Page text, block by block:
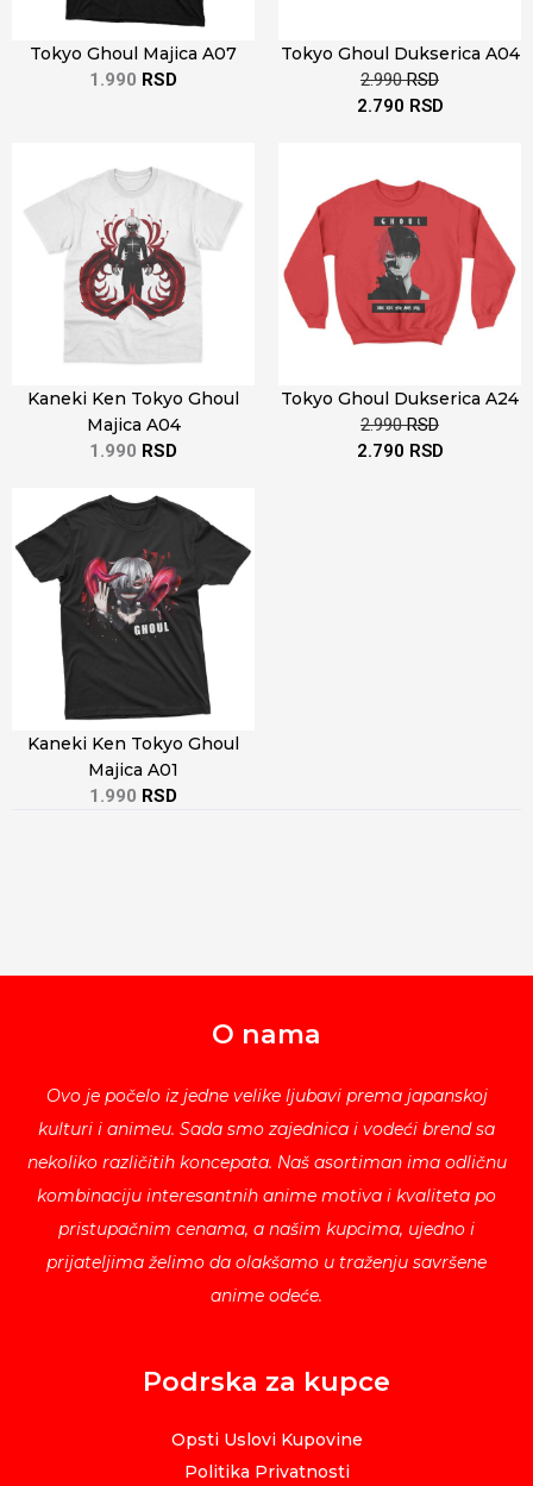
Tokyo Ghoul Majica A07
1.990 RSD
Tokyo Ghoul Dukserica A04
2.990RSD
2.790 RSD
Kaneki Ken Tokyo Ghoul
Majica A04
1.990 RSD
Tokyo Ghoul Dukserica A24
2.990RSD
2.790 RSD
Kaneki Ken Tokyo Ghoul
Majica A01
1.990 RSD
O nama
Ovo je počelo iz jedne velike ljubavi prema japanskoj
kulturi i animeu. Sada smo zajednica i vodeći brend sa
nekoliko različitih koncepata. Naš asortiman ima odličnu
kombinaciju interesantnih anime motiva i kvaliteta po
pristupačnim cenama, a našim kupcima, ujedno i
prijateljima želimo da olakšamo u traženju savršene
anime odeće.
Podrska za kupce
Opsti Uslovi Kupovine
Politika Privatnosti